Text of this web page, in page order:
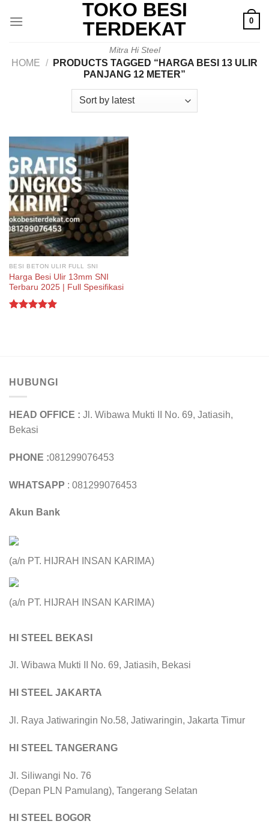
TOKO BESI
TERDEKAT
Mitra Hi Steel
0
HOME /
PRODUCTS TAGGED “HARGA BESI 13 ULIR
PANJANG 12 METER”
BESI BETON ULIR FULL SNI
Harga Besi Ulir 13mm SNI
Terbaru 2025 | Full Spesifikasi
HUBUNGI
HEAD OFFICE : Jl. Wibawa Mukti II No. 69, Jatiasih,
Bekasi
PHONE :081299076453
WHATSAPP : 081299076453
Akun Bank
(a/n PT. HIJRAH INSAN KARIMA)
(a/n PT. HIJRAH INSAN KARIMA)
HI STEEL BEKASI
Jl. Wibawa Mukti II No. 69, Jatiasih, Bekasi
HI STEEL JAKARTA
Jl. Raya Jatiwaringin No.58, Jatiwaringin, Jakarta Timur
HI STEEL TANGERANG
Jl. Siliwangi No. 76
(Depan PLN Pamulang), Tangerang Selatan
HI STEEL BOGOR